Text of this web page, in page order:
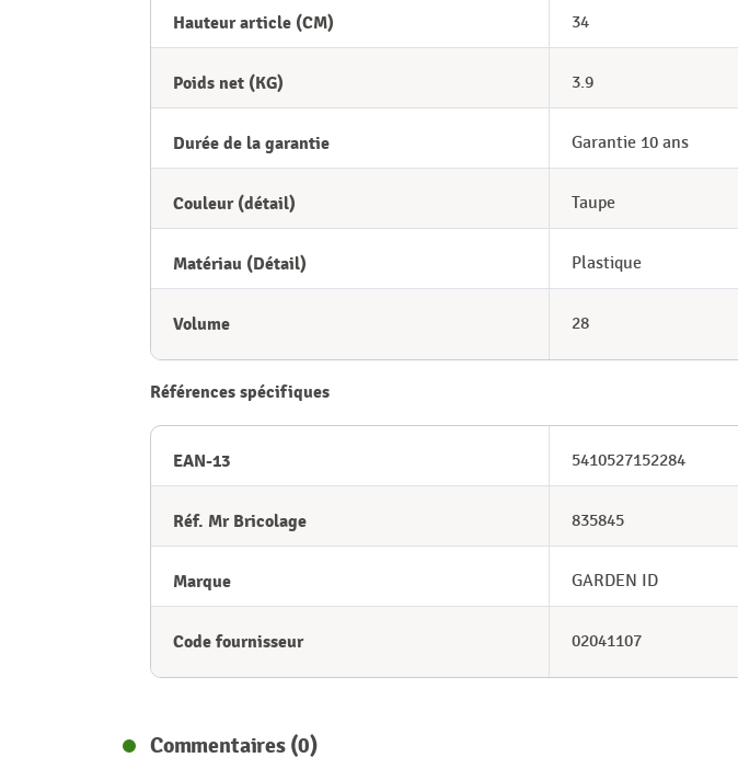
Hauteur article (CM) 34
Poids net (KG) 3.9
Durée de la garantie Garantie 10 ans
Couleur (détail) Taupe
Matériau (Détail) Plastique
Volume 28
Références spécifiques
EAN-13 5410527152284
Réf. Mr Bricolage 835845
Marque GARDEN ID
Code fournisseur 02041107
Commentaires (0)